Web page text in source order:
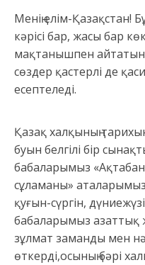
Менің елім-Қазақстан!
кәрісі бар, жасы бар
мақтанышпен айтатын
сөздер қастерлі де
Қазақ халқының
буын белгілі бір
бабаларымыз
сұламаны»
қуғын-сүргін,
бабаларымыз
зұлмат заманды мен
өткерді,осының бәрі